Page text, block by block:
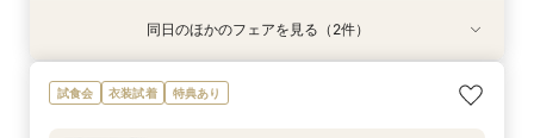
衣装試着 特典あり
＜初見学におススメ＞全館見学×4万コース試食×
じっくり相談会
特典あり
【LGBTQカップル様へ】ふたりで選ぶ、ふたり
の形◇LGBT検定取得の専属スタッフがご案内◇
同日のほかのフェアを見る（2件）
試食会 衣装試着 特典あり